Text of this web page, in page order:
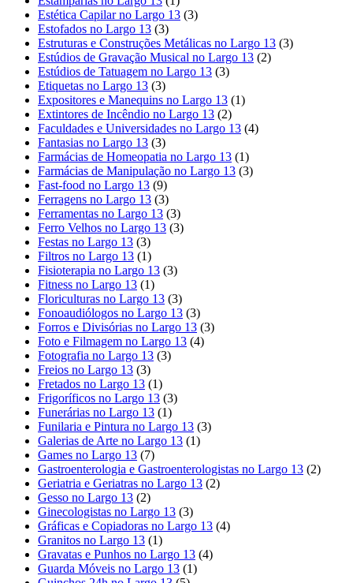
Estética Capilar no Largo 13 (3)
Estofados no Largo 13 (3)
Estruturas e Construções Metálicas no Largo 13 (3)
Estúdios de Gravação Musical no Largo 13 (2)
Estúdios de Tatuagem no Largo 13 (3)
Etiquetas no Largo 13 (3)
Expositores e Manequins no Largo 13 (1)
Extintores de Incêndio no Largo 13 (2)
Faculdades e Universidades no Largo 13 (4)
Fantasias no Largo 13 (3)
Farmácias de Homeopatia no Largo 13 (1)
Farmácias de Manipulação no Largo 13 (3)
Fast-food no Largo 13 (9)
Ferragens no Largo 13 (3)
Ferramentas no Largo 13 (3)
Ferro Velhos no Largo 13 (3)
Festas no Largo 13 (3)
Filtros no Largo 13 (1)
Fisioterapia no Largo 13 (3)
Fitness no Largo 13 (1)
Floriculturas no Largo 13 (3)
Fonoaudiólogos no Largo 13 (3)
Forros e Divisórias no Largo 13 (3)
Foto e Filmagem no Largo 13 (4)
Fotografia no Largo 13 (3)
Freios no Largo 13 (3)
Fretados no Largo 13 (1)
Frigoríficos no Largo 13 (3)
Funerárias no Largo 13 (1)
Funilaria e Pintura no Largo 13 (3)
Galerias de Arte no Largo 13 (1)
Games no Largo 13 (7)
Gastroenterologia e Gastroenterologistas no Largo 13 (2)
Geriatria e Geriatras no Largo 13 (2)
Gesso no Largo 13 (2)
Ginecologistas no Largo 13 (3)
Gráficas e Copiadoras no Largo 13 (4)
Granitos no Largo 13 (1)
Gravatas e Punhos no Largo 13 (4)
Guarda Móveis no Largo 13 (1)